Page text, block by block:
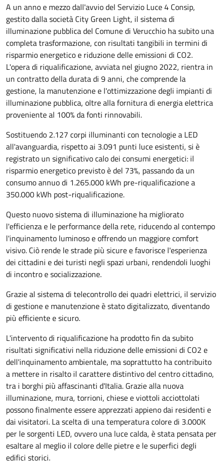
A un anno e mezzo dall'avvio del Servizio Luce 4 Consip,
gestito dalla società City Green Light, il sistema di
illuminazione pubblica del Comune di Verucchio ha subito una
completa trasformazione, con risultati tangibili in termini di
risparmio energetico e riduzione delle emissioni di CO2.
L'opera di riqualificazione, avviata nel giugno 2022, rientra in
un contratto della durata di 9 anni, che comprende la
gestione, la manutenzione e l'ottimizzazione degli impianti di
illuminazione pubblica, oltre alla fornitura di energia elettrica
proveniente al 100% da fonti rinnovabili.
Sostituendo 2.127 corpi illuminanti con tecnologie a LED
all'avanguardia, rispetto ai 3.091 punti luce esistenti, si è
registrato un significativo calo dei consumi energetici: il
risparmio energetico previsto è del 73%, passando da un
consumo annuo di 1.265.000 kWh pre-riqualificazione a
350.000 kWh post-riqualificazione.
Questo nuovo sistema di illuminazione ha migliorato
l'efficienza e le performance della rete, riducendo al contempo
l'inquinamento luminoso e offrendo un maggiore comfort
visivo. Ciò rende le strade più sicure e favorisce l'esperienza
dei cittadini e dei turisti negli spazi urbani, rendendoli luoghi
di incontro e socializzazione.
Grazie al sistema di telecontrollo dei quadri elettrici, il servizio
di gestione e manutenzione è stato digitalizzato, diventando
più efficiente e sicuro.
L'intervento di riqualificazione ha prodotto fin da subito
risultati significativi nella riduzione delle emissioni di CO2 e
dell'inquinamento ambientale, ma soprattutto ha contribuito
a mettere in risalto il carattere distintivo del centro cittadino,
tra i borghi più affascinanti d'Italia. Grazie alla nuova
illuminazione, mura, torrioni, chiese e viottoli acciottolati
possono finalmente essere apprezzati appieno dai residenti e
dai visitatori. La scelta di una temperatura colore di 3.000K
per le sorgenti LED, ovvero una luce calda, è stata pensata per
esaltare al meglio il colore delle pietre e le superfici degli
edifici storici.